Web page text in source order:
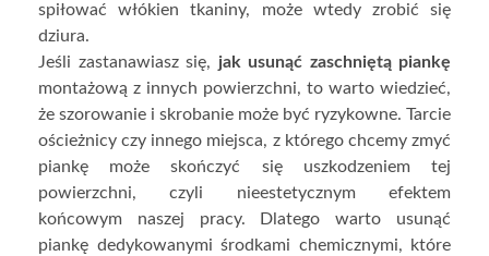
spiłować włókien tkaniny, może wtedy zrobić się
dziura.
Jeśli zastanawiasz się, jak usunąć zaschniętą piankę
montażową z innych powierzchni, to warto wiedzieć,
że szorowanie i skrobanie może być ryzykowne. Tarcie
ościeżnicy czy innego miejsca, z którego chcemy zmyć
piankę może skończyć się uszkodzeniem tej
powierzchni, czyli nieestetycznym efektem
końcowym naszej pracy. Dlatego warto usunąć
piankę dedykowanymi środkami chemicznymi, które